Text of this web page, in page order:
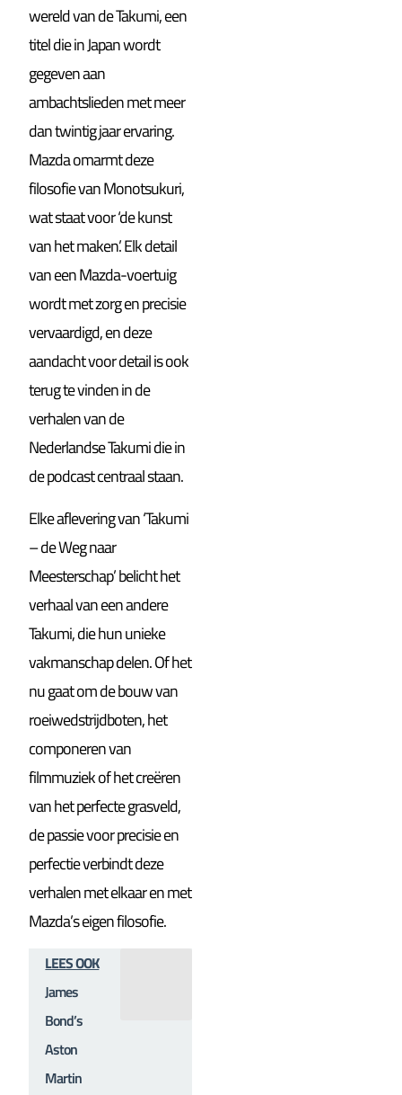
wereld van de Takumi, een
titel die in Japan wordt
gegeven aan
ambachtslieden met meer
dan twintig jaar ervaring.
Mazda omarmt deze
filosofie van Monotsukuri,
wat staat voor ‘de kunst
van het maken’. Elk detail
van een Mazda-voertuig
wordt met zorg en precisie
vervaardigd, en deze
aandacht voor detail is ook
terug te vinden in de
verhalen van de
Nederlandse Takumi die in
de podcast centraal staan.
Elke aflevering van ‘Takumi
– de Weg naar
Meesterschap’ belicht het
verhaal van een andere
Takumi, die hun unieke
vakmanschap delen. Of het
nu gaat om de bouw van
roeiwedstrijdboten, het
componeren van
filmmuziek of het creëren
van het perfecte grasveld,
de passie voor precisie en
perfectie verbindt deze
verhalen met elkaar en met
Mazda’s eigen filosofie.
LEES OOK
James
Bond’s
Aston
Martin